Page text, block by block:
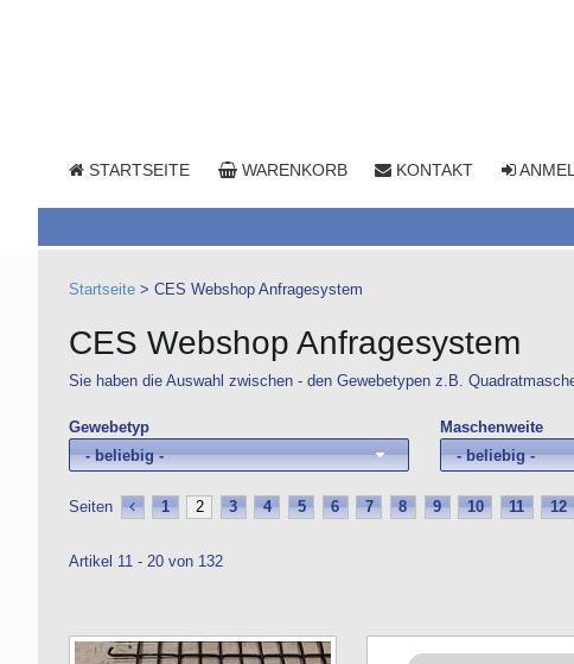
STARTSEITE WARENKORB KONTAKT
Startseite >CES Webshop Anfragesystem
CES Webshop Anfragesystem
Sie haben die Auswahl zwischen - den Gewebetypen z.B.
Gewebetyp
- beliebig -
Maschenweite
- beliebig -
Seiten 1 2 3 4 5 6 7 8 9 10 11 12
Artikel 11 - 20 von 132